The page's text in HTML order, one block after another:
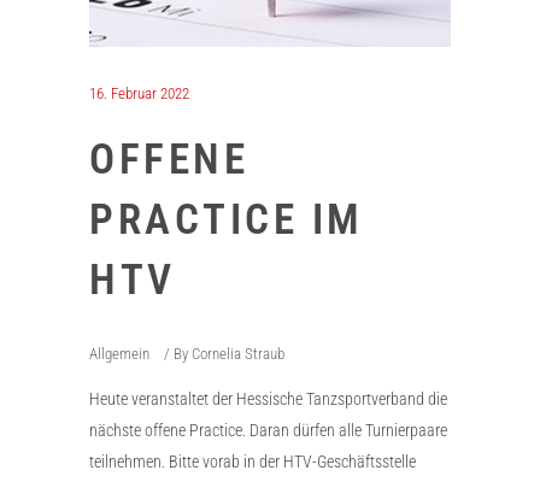
16. Februar 2022
OFFENE
PRACTICE IM
HTV
Allgemein By Cornelia Straub
Heute veranstaltet der Hessische Tanzsportverband die
nächste offene Practice. Daran dürfen alle Turnierpaare
teilnehmen. Bitte vorab in der HTV-Geschäftsstelle